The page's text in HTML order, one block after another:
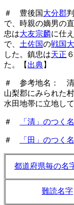
＃ 豊後国大分郡
で、時親の嫡男の
忠は大友宗麟に仕
で、 土佐国の戦国
した。鎮忠は天正
た。【 出典】
＃ 参考地名： 清
山梨郡にみられた
水田地帯に立地し
＃ 「清」のつく
＃ 「田」のつく
都道府県毎の名
難読名字